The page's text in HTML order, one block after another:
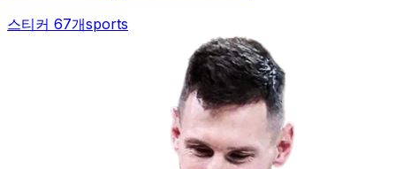
스티커 67개sports